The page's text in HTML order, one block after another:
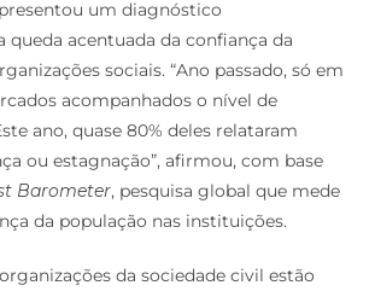
acentuada da confiança da
sociais. “Ano passado, só em
acompanhados o nível de
ano, quase 80% deles relataram
ou estagnação”, afirmou, com base
Barometer, pesquisa global que mede
da população nas instituições.
tanto pela direita quanto pela